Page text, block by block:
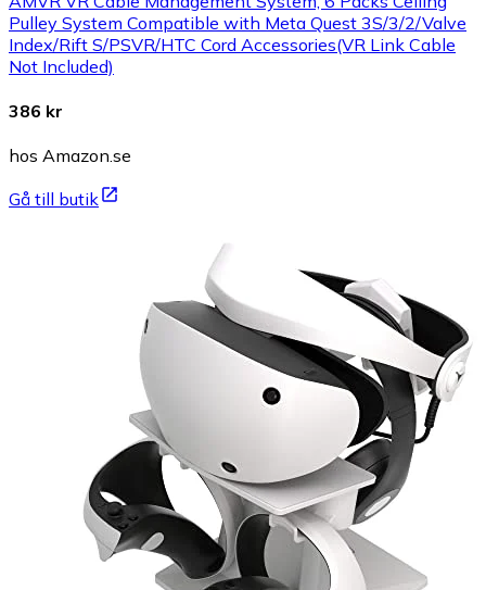
Pulley System Compatible with Meta Quest 3S/3/2/Valve
Index/Rift S/PSVR/HTC Cord Accessories(VR Link Cable
Not Included)
386 kr
hos Amazon.se
Gå till butik